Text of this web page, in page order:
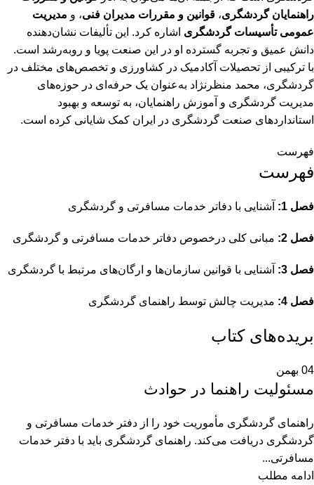
راهنمایان گردشگری، قوانین و مقررات مدیران فنی، و مدیریت
عمومی تأسیسات گردشگری اشاره کرد. این تألیفات نشان‌دهنده
دانش عمیق و تجربه گسترده او در این صنعت پویا و روبه‌رشد است.
با ترکیبی از تحصیلات آکادمیک در کشاورزی و تخصص‌های مختلف در
گردشگری، محمد منظرنژاد به‌عنوان یک حرفه‌ای در حوزه‌های
مدیریت گردشگری و آموزش راهنمایان، به توسعه و بهبود
استانداردهای صنعت گردشگری در ایران کمک شایانی کرده است.
فهرست
فهرست
فصل 1: آشنایی با دفاتر خدمات مسافرتی و گردشگری
فصل 2: مبانی کلی درخصوص دفاتر خدمات مسافرتی و گردشگری
فصل 3: آشنایی با قوانین سازمان‌ها و ارگان‌های مرتبط با گردشگری
فصل 4: مدیریت چالش توسط راهنمای گردشگری
بریده‌های کتاب
04 بهمن
مسئولیت راهنما در حوادث
راهنمای گردشگری مأموریت خود را از دفتر خدمات مسافرتی و
گردشگری دریافت می‌کند. راهنمای گردشگری باید با دفتر خدمات
مسافرتی...
ادامه مطلب